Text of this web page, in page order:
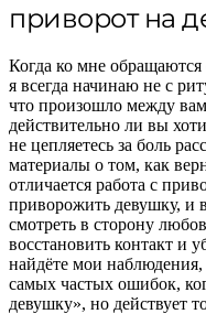
приворот на
Когда ко мне
я всегда начинаю не с
что произошло между
действительно ли вы
не цепляетесь за боль
материалы о том, как
отличается работа с
приворожить девушку, и
смотреть в сторону
восстановить контакт и
найдёте мои наблюдения,
самых частых ошибок,
девушку», но действует